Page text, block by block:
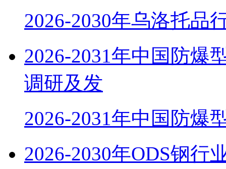
2026-2030年乌洛托品
2026-2031年中国防爆
调研及发
2026-2031年中国防爆
2026-2030年ODS钢行